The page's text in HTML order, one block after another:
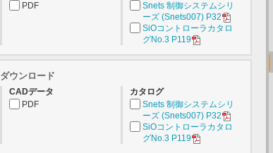
PDF
Snets 制御システムシリ
ーズ (Snets007) P32
SiOコントローラカタロ
グNo.3 P119
ダウンロード
CADデータ
PDF
カタログ
Snets 制御システムシリ
ーズ (Snets007) P32
SiOコントローラカタロ
グNo.3 P119